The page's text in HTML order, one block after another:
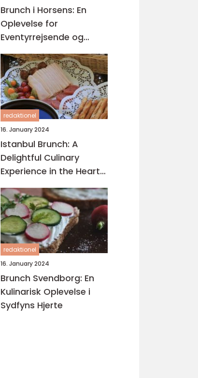
Brunch i Horsens: En
Oplevelse for
Eventyrrejsende og
Backpackere
redaktionel
16. January 2024
Istanbul Brunch: A
Delightful Culinary
Experience in the Heart
of Turkey
redaktionel
16. January 2024
Brunch Svendborg: En
Kulinarisk Oplevelse i
Sydfyns Hjerte